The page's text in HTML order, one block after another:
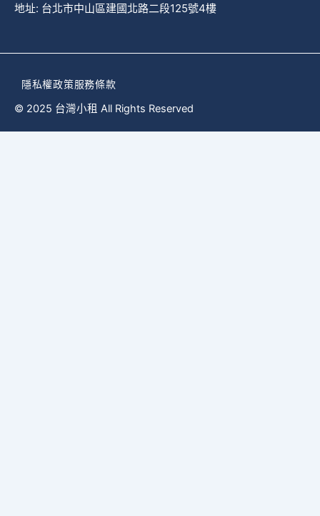
地址: 台北市中山區建國北路二段125號4樓
隱私權政策服務條款
© 2025 台灣小租 All Rights Reserved